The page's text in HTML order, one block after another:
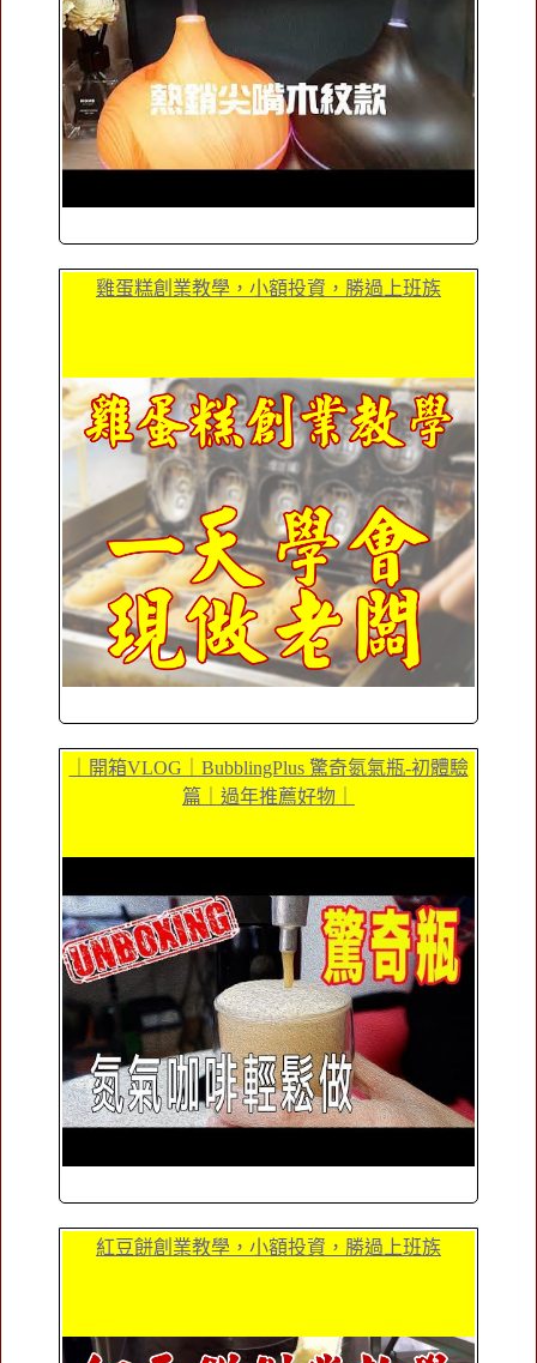
雞蛋糕創業教學，小額投資，勝過上班族
｜開箱VLOG｜BubblingPlus 驚奇氮氣瓶-初體驗
篇｜過年推薦好物｜
紅豆餅創業教學，小額投資，勝過上班族